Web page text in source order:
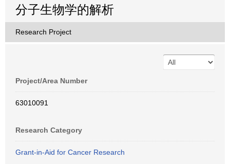
分子生物学的解析
Research Project
Project/Area Number
63010091
Research Category
Grant-in-Aid for Cancer Research